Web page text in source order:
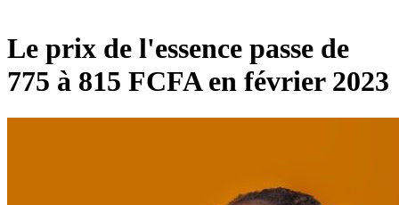
Le prix de l'essence passe de
775 à 815 FCFA en février 2023